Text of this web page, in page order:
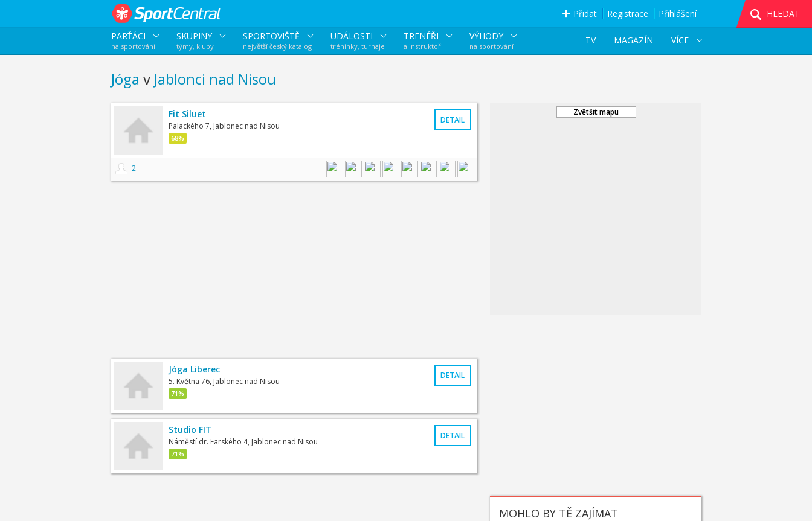
Přidat Registrace Přihlášení
HLEDAT
PARŤÁCI
na sportování
SKUPINY
týmy, kluby
SPORTOVIŠTĚ
největší český katalog
UDÁLOSTI
tréninky, turnaje
TRENÉŘI
a instruktoři
VÝHODY
na sportování
VÍCE
MAGAZÍN
TV
Jóga v Jablonci nad Nisou
Fit Siluet
Palackého 7, Jablonec nad Nisou
68%
DETAIL
2
Jóga Liberec
5. Května 76, Jablonec nad Nisou
71%
DETAIL
Studio FIT
Náměstí dr. Farského 4, Jablonec nad Nisou
71%
DETAIL
Zvětšit mapu
MOHLO BY TĚ ZAJÍMAT